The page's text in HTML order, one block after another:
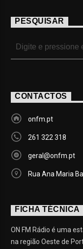
PESQUISAR
CONTACTOS
onfm.pt
261 322 318
geral@onfm.pt
Rua Ana Maria
FICHA TÉCNICA
ON FM Rádio é uma
na região Oeste de